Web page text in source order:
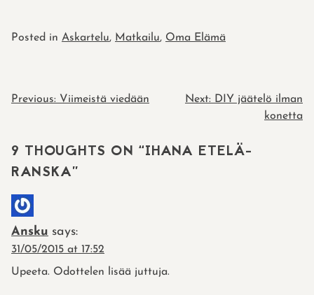
Posted in Askartelu, Matkailu, Oma Elämä
POST
Previous: Viimeistä viedään Next: DIY jäätelö ilman
konetta
9 THOUGHTS ON “IHANA ETELÄ-
RANSKA”
Ansku says:
31/05/2015 at 17:52
Upeeta. Odottelen lisää juttuja.